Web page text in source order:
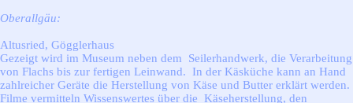
Oberallgäu:
Altusried, Gögglerhaus
Gezeigt wird im Museum neben dem Seilerhandwerk, die Verarbeitung
von Flachs bis zur fertigen Leinwand. In der Käsküche kann an Hand
zahlreicher Geräte die Herstellung von Käse und Butter erklärt werden.
Filme vermitteln Wissenswertes über die Käseherstellung, den